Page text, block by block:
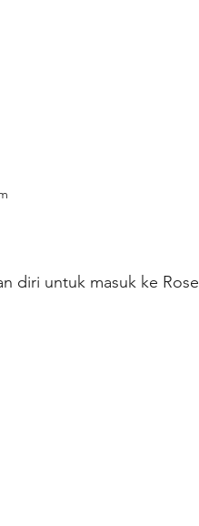
diri untuk masuk ke Rose